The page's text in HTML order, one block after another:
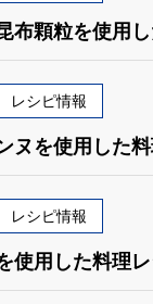
布顆粒を使用
レシピ情報
ヌを使用した
レシピ情報
使用した料理